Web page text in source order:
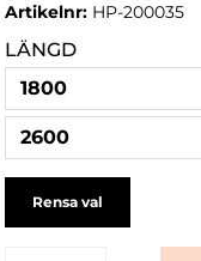
Artikelnr: HP-200035
LÄNGD
1800
2600
Rensa val